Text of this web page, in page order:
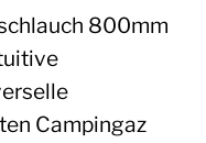
800mm
Campingaz